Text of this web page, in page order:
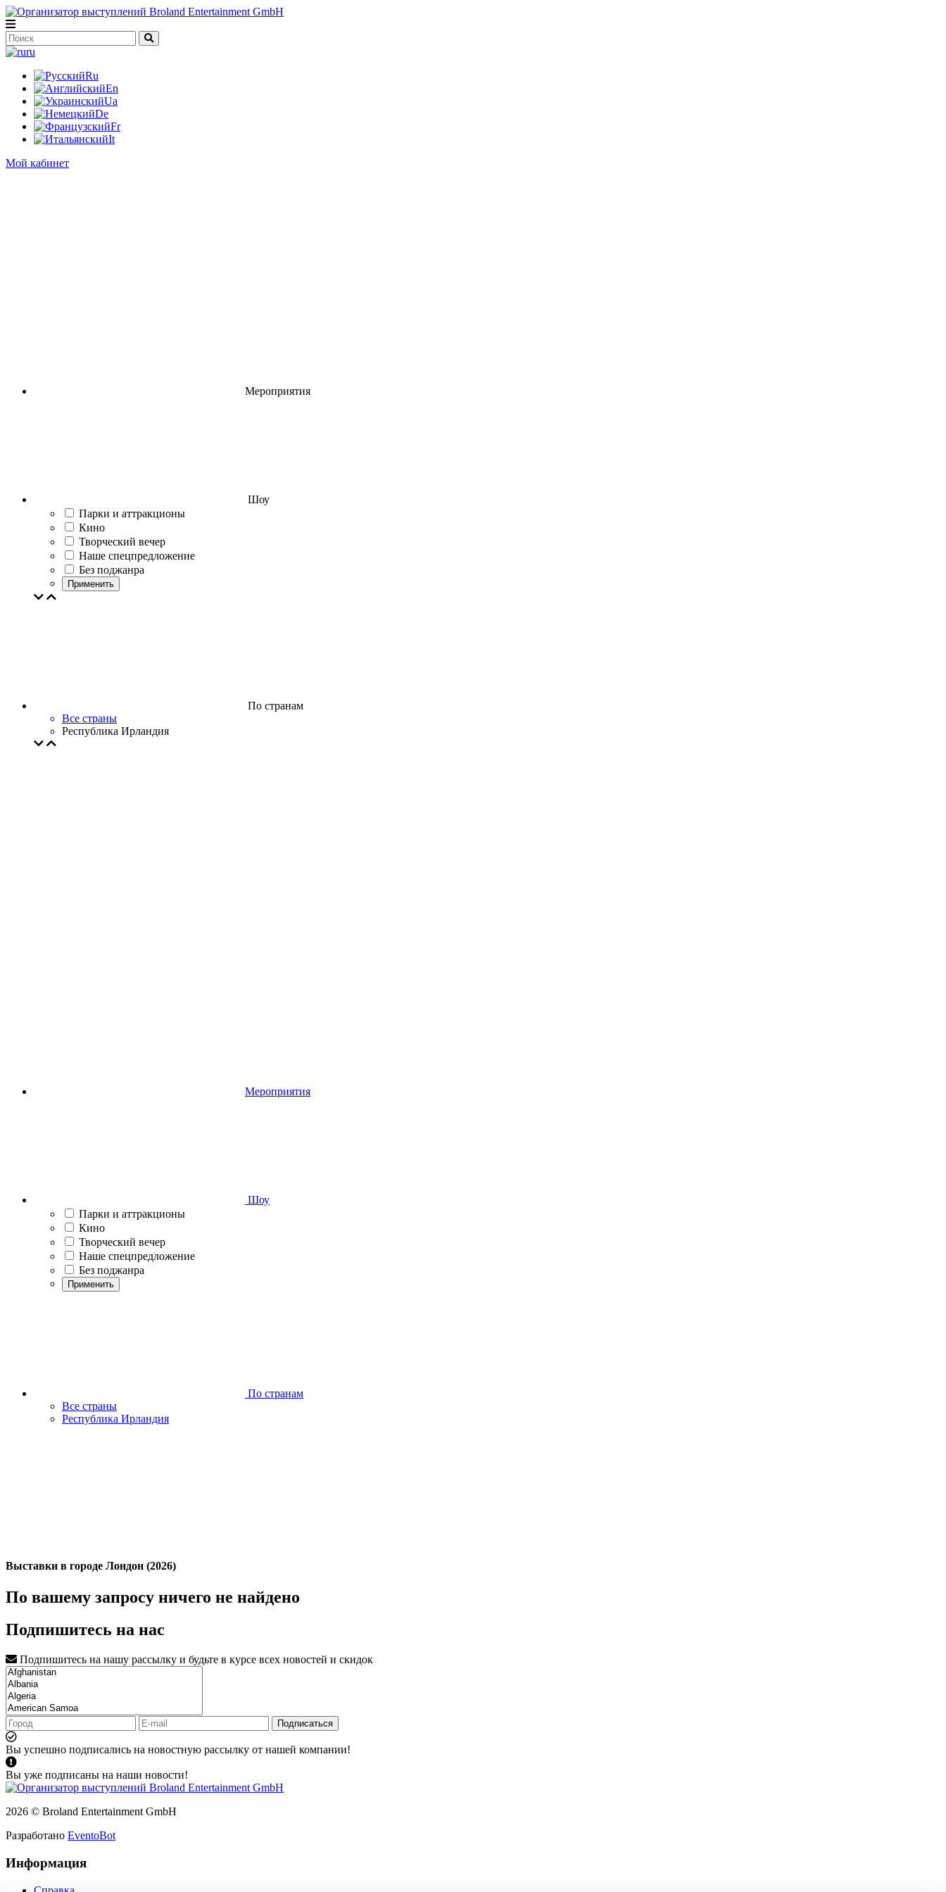
ru
Ru
En
Ua
De
Fr
It
Мой кабинет
Мероприятия
Шоу
Парки и аттракционы
Кино
Творческий вечер
Наше спецпредложение
Без поджанра
Применить
По странам
Все страны
Республика Ирландия
Мероприятия
Шоу
Парки и аттракционы
Кино
Творческий вечер
Наше спецпредложение
Без поджанра
Применить
По странам
Все страны
Республика Ирландия
Выставки в городе Лондон (2026)
По вашему запросу ничего не найдено
Подпишитесь на нас
Подпишитесь на нашу рассылку и будьте в курсе всех новостей и скидок
Подписаться
Вы успешно подписались на новостную рассылку от нашей компании!
Вы уже подписаны на наши новости!
2026 © Broland Entertainment GmbH
Разработано EventoBot
Информация